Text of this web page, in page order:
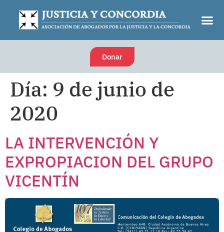
Donar
Día: 9 de junio de
2020
LA INTERVENCIÓN Y
EXPROPIACION DEL GRUPO
VICENTÍN